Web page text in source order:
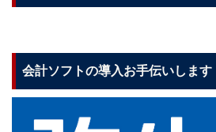
会計ソフトの導入お手伝いします